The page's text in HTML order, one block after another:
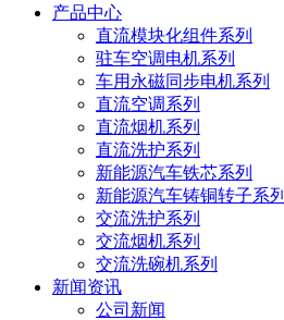
产品中心
直流模块化组件系列
驻车空调电机系列
车用永磁同步电机系列
直流空调系列
直流烟机系列
直流洗护系列
新能源汽车铁芯系列
新能源汽车铸铜转子系列
交流洗护系列
交流烟机系列
交流洗碗机系列
新闻资讯
公司新闻